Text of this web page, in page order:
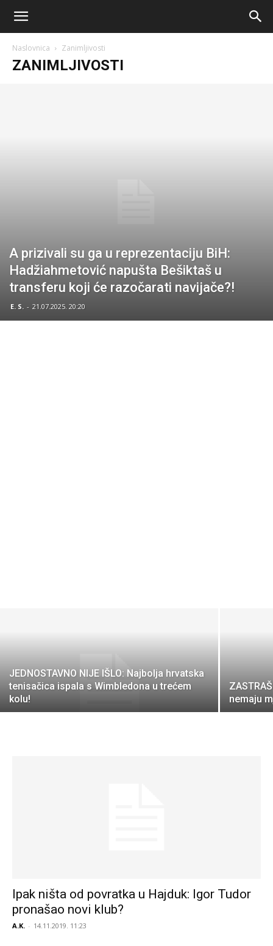
Sport
Naslovnica Zanimljivosti
ZANIMLJIVOSTI
A prizivali su ga u reprezentaciju BiH:
Hadžiahmetović napušta Bešiktaš u
transferu koji će razočarati navijače?!
E. S. - 21.07.2025. 20:20
JEDNOSTAVNO NIJE IŠLO: Najbolja hrvatska
tenisačica ispala s Wimbledona u trećem
kolu!
nemaju
Ipak ništa od povratka u Hajduk: Igor Tudor
pronašao novi klub?
A.K. - 14.11.2019. 11:23